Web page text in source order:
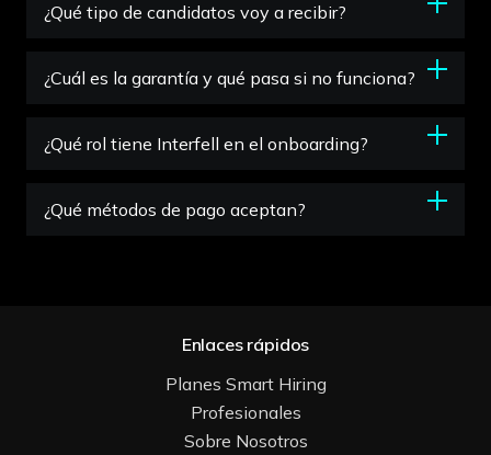
¿Qué tipo de candidatos voy a recibir?
¿Cuál es la garantía y qué pasa si no funciona?
¿Qué rol tiene Interfell en el onboarding?
¿Qué métodos de pago aceptan?
Enlaces rápidos
Planes Smart Hiring
Profesionales
Sobre Nosotros